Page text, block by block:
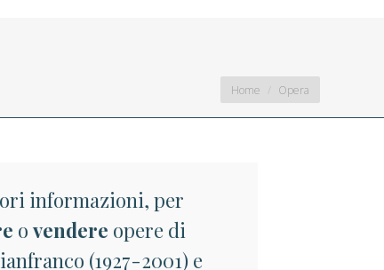
You are here:
Home Opera
informazioni, per
o vendere opere di
(1927-2001) e